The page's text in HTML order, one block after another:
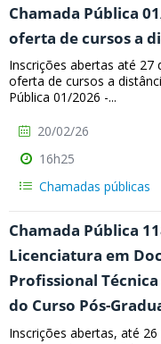
Chamada Pública
oferta de cursos a
Inscrições abertas até 27
oferta de cursos a
Pública 01/2026 -...
20/02/26
16h25
Chamadas públicas
Chamada Pública
Licenciatura em
Profissional
do Curso Pós-
Inscrições abertas, até